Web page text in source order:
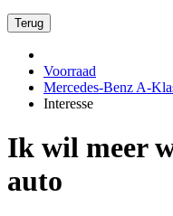
Terug
Voorraad
Mercedes-Benz A-
Interesse
Ik wil meer
auto